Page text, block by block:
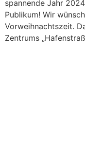
spannende Jahr
Publikum! Wir
Vorweihnachtszeit.
Zentrums